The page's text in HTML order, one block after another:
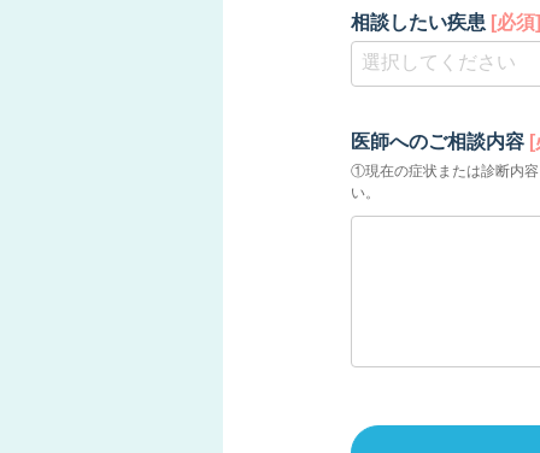
相談したい疾患 [必須]
医師へのご相談内容
①現在の症状または診断内
い。